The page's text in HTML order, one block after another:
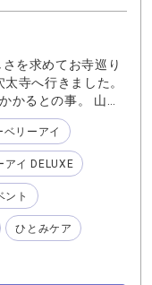
を求めてお寺巡り
寺へ行きました。
かるとの事。 山の
です♪ 更に亀岡市
ゆっくりと出来て
のドライブとなり
ルーベリーアイ
プリ』 またまだ
⚓️では、しっかり
ドライブの楽しみ
ベリーアイ
アイ DELUXE
ント
ひとみケア